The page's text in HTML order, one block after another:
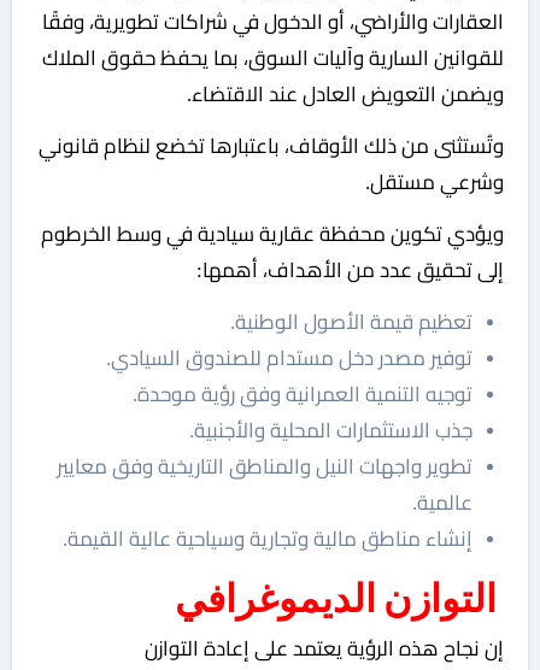
العقارات والأراضي، أو الدخول في شراكات تطويرية، وفقًا
للقوانين السارية وآليات السوق، بما يحفظ حقوق الملاك
ويضمن التعويض العادل عند الاقتضاء.
وتُستثنى من ذلك الأوقاف، باعتبارها تخضع لنظام قانوني
وشرعي مستقل.
ويؤدي تكوين محفظة عقارية سيادية في وسط الخرطوم
إلى تحقيق عدد من الأهداف، أهمها:
تعظيم قيمة الأصول الوطنية.
توفير مصدر دخل مستدام للصندوق السيادي.
توجيه التنمية العمرانية وفق رؤية موحدة.
جذب الاستثمارات المحلية والأجنبية.
تطوير واجهات النيل والمناطق التاريخية وفق معايير
عالمية.
إنشاء مناطق مالية وتجارية وسياحية عالية القيمة.
التوازن الديموغرافي
إن نجاح هذه الرؤية يعتمد على إعادة التوازن